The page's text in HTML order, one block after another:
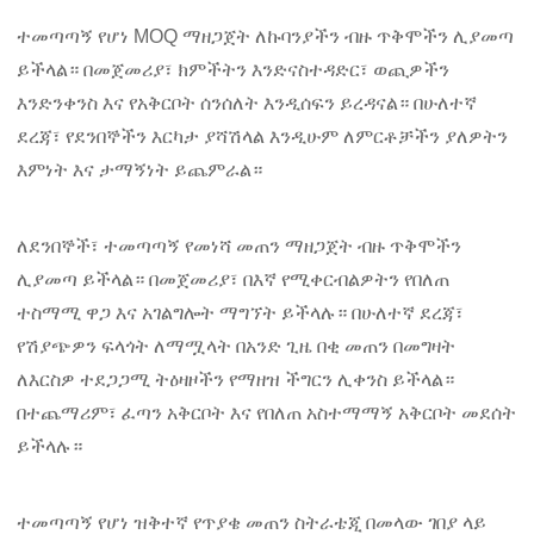
ተመጣጣኝ የሆነ MOQ ማዘጋጀት ለኩባንያችን ብዙ ጥቅሞችን ሊያመጣ
ይችላል። በመጀመሪያ፣ ክምችትን እንድናስተዳድር፣ ወጪዎችን
እንድንቀንስ እና የአቅርቦት ሰንሰለት እንዲሰፍን ይረዳናል። በሁለተኛ
ደረጃ፣ የደንበኞችን እርካታ ያሻሽላል እንዲሁም ለምርቶቻችን ያለዎትን
እምነት እና ታማኝነት ይጨምራል።
ለደንበኞች፣ ተመጣጣኝ የመነሻ መጠን ማዘጋጀት ብዙ ጥቅሞችን
ሊያመጣ ይችላል። በመጀመሪያ፣ በእኛ የሚቀርብልዎትን የበለጠ
ተስማሚ ዋጋ እና አገልግሎት ማግኘት ይችላሉ። በሁለተኛ ደረጃ፣
የሽያጭዎን ፍላጎት ለማሟላት በአንድ ጊዜ በቂ መጠን በመግዛት
ለእርስዎ ተደጋጋሚ ትዕዛዞችን የማዘዝ ችግርን ሊቀንስ ይችላል።
በተጨማሪም፣ ፈጣን አቅርቦት እና የበለጠ አስተማማኝ አቅርቦት መደሰት
ይችላሉ።
ተመጣጣኝ የሆነ ዝቅተኛ የጥያቄ መጠን ስትራቴጂ በመላው ገበያ ላይ